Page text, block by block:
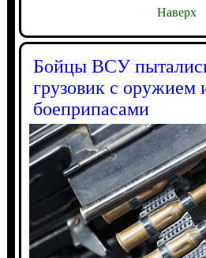
Наверх
Бойцы ВСУ
грузовик с оружием
боеприпасами